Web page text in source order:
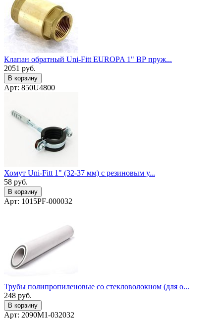
Клапан обратный Uni-Fitt EUROPA 1" ВР пруж...
2051 руб.
В корзину
Арт: 850U4800
Хомут Uni-Fitt 1" (32-37 мм) с резиновым у...
58 руб.
В корзину
Арт: 1015PF-000032
Трубы полипропиленовые со стекловолокном (для о...
248 руб.
В корзину
Арт: 2090M1-032032